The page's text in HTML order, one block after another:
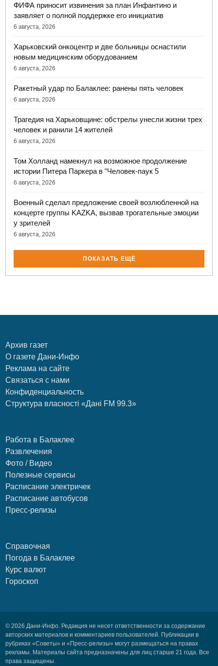
ФИФА приносит извинения за план Инфантино и
заявляет о полной поддержке его инициатив
6 августа, 2026
Харьковский онкоцентр и две больницы оснастили
новым медицинским оборудованием
6 августа, 2026
Ракетный удар по Балаклее: ранены пять человек
6 августа, 2026
Трагедия на Харьковщине: обстрелы унесли жизни трех
человек и ранили 14 жителей
6 августа, 2026
Том Холланд намекнул на возможное продолжение
истории Питера Паркера в "Человек-паук 5
6 августа, 2026
Военный сделал предложение своей возлюбленной на
концерте группы KAZKA, вызвав трогательные эмоции
у зрителей
6 августа, 2026
ПОКАЗАТЬ ЕЩЁ
Архив газет
О газете Дани-Инфо
Реклама на сайте
Связаться с нами
Конфиденциальность
Структура власності «Дані FM 99.3»
Работа в Балаклее
Развлечения
Фото / Видео
Полезные сервисы
Расписание электричек
Расписание автобусов
Пресс-релизы
Справочная
Погода в Балаклее
Курс валют
Гороскоп
© 2026 Дани-Инфо. Редакция не несет ответственности за содержание
авторских материалов и комментариев пользователей. Публикации в
рубриках «Советы» и «Пресс-релизы» могут размещаться на правах
рекламы. Материалы сайта предназначены для лиц старше 21 года. Все
права защищены.